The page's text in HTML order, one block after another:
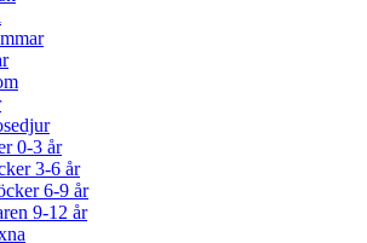
0-3 år
3-6 år
6-9 år
9-12 år